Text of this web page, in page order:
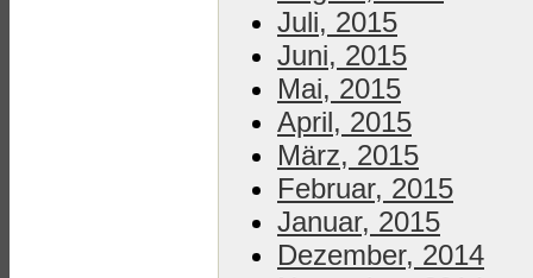
Juli, 2015
Juni, 2015
Mai, 2015
April, 2015
März, 2015
Februar, 2015
Januar, 2015
Dezember, 2014